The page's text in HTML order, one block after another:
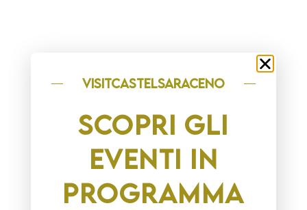
visitCASTELSARACENO
SCOPRI GLI
EVENTI IN
PROGRAMMA